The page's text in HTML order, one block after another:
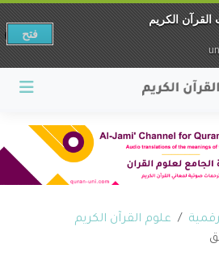
علوم القرآن الكريم
القرآن الكريم
فتح